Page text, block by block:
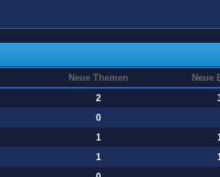
Neue Themen Neue
2
0
1
1